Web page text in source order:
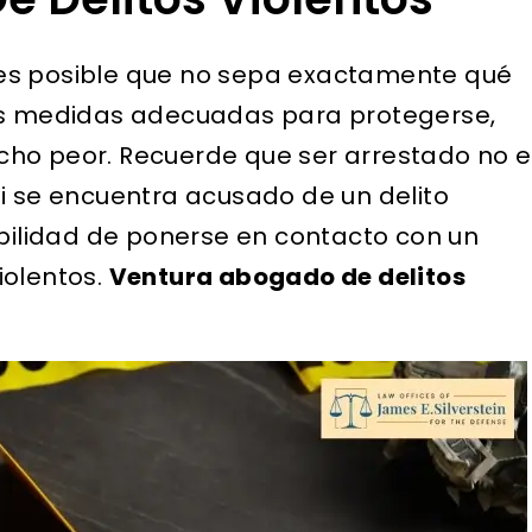
posible que no sepa exactamente qué
medidas adecuadas para protegerse,
peor. Recuerde que ser arrestado no
se encuentra acusado de un delito
de ponerse en contacto con un
Ventura abogado de delitos